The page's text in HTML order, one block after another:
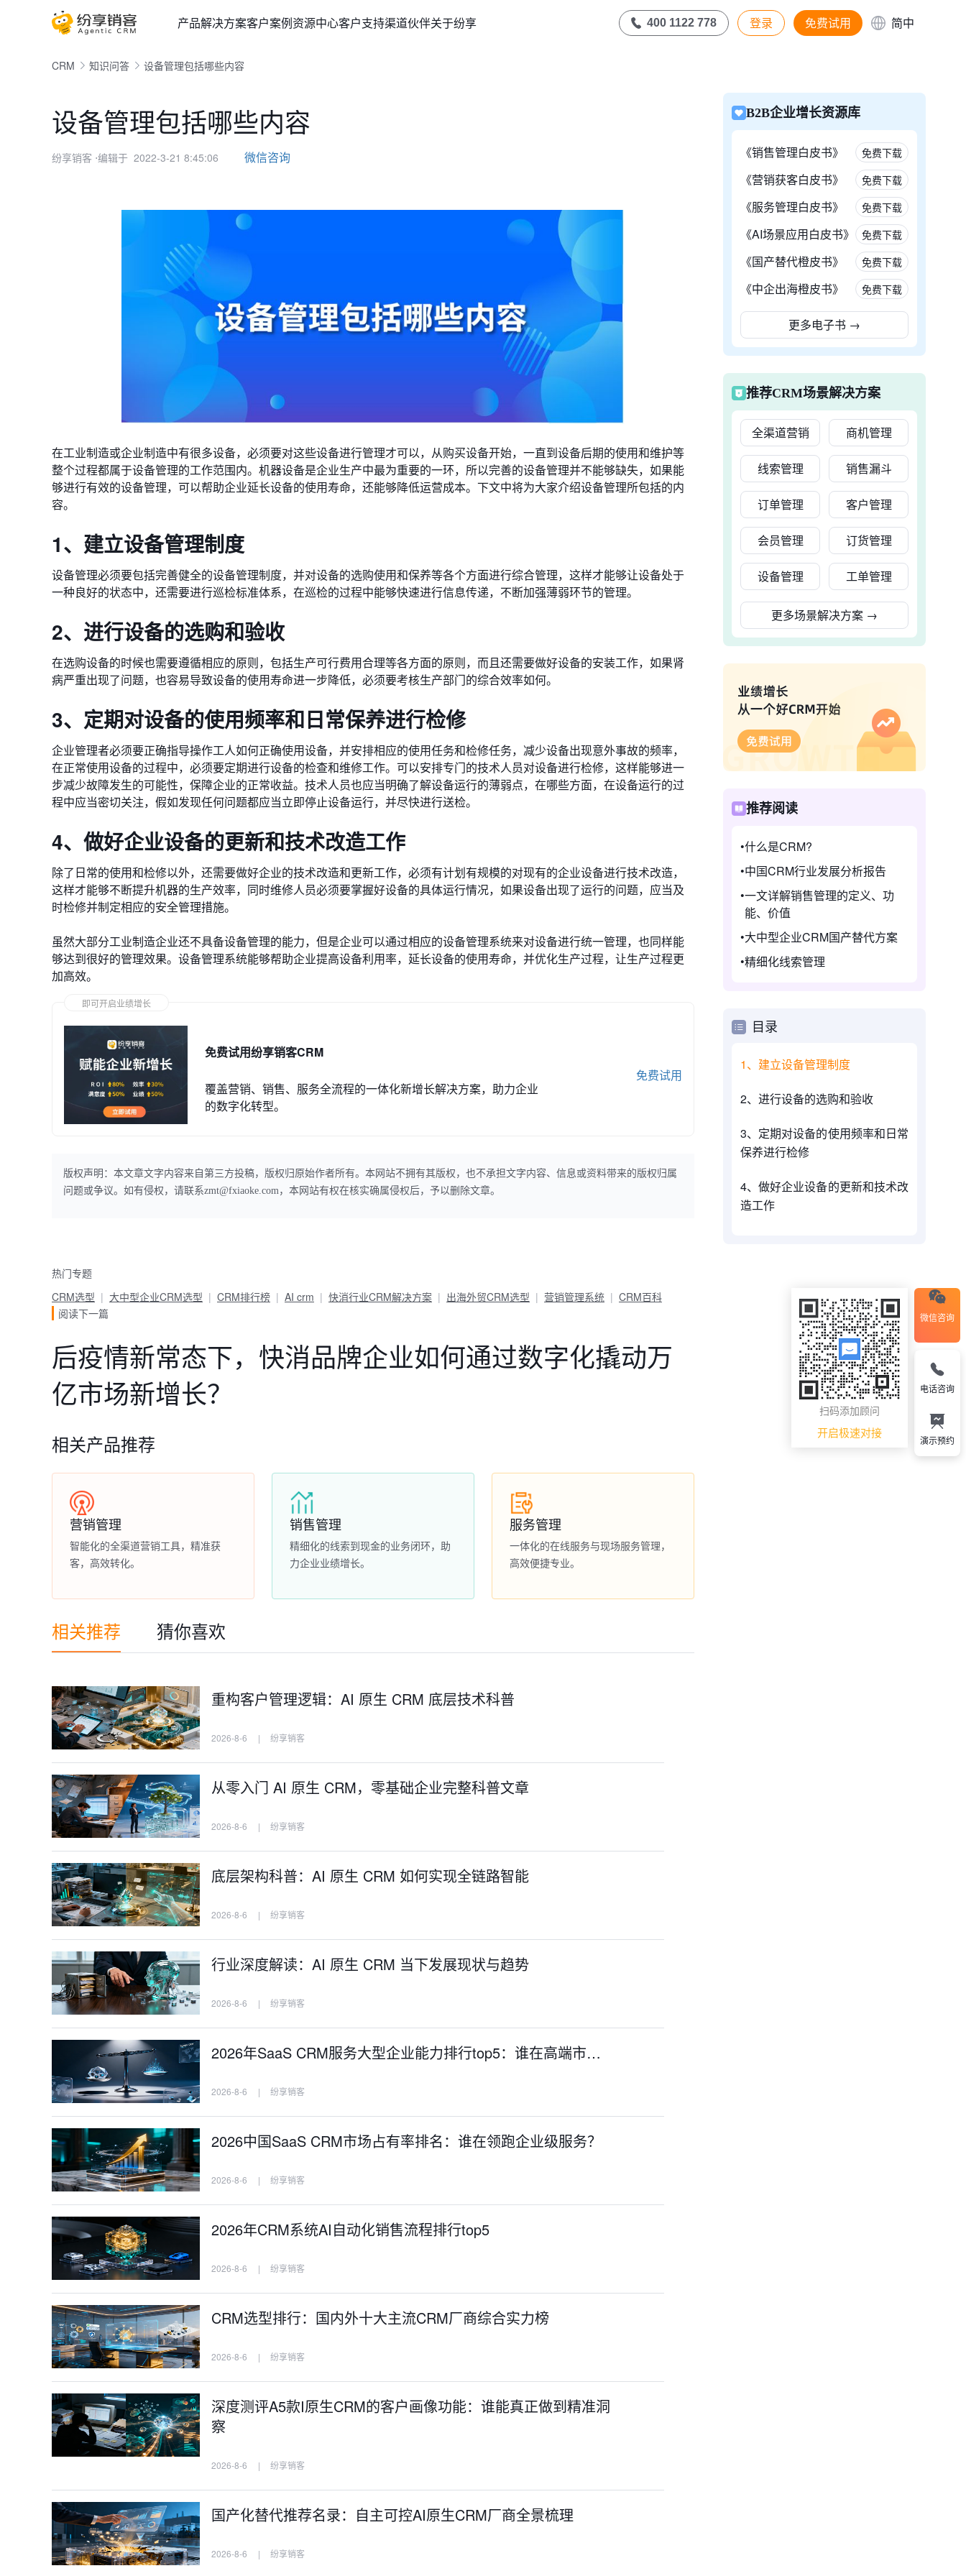
产品解决方案客户案例资源中心客户支持渠道伙伴关于纷享 400 1122 778 登录 免费试用 简中
CRM 知识问答 设备管理包括哪些内容
设备管理包括哪些内容
纷享销客 ⋅编辑于 2022-3-21 8:45:06 微信咨询
在工业制造或企业制造中有很多设备，必须要对这些设备进行管理才可以，从购买设备开始，一直到设备后期的使用和维护等
整个过程都属于设备管理的工作范围内。机器设备是企业生产中最为重要的一环，所以完善的设备管理并不能够缺失，如果能
够进行有效的设备管理，可以帮助企业延长设备的使用寿命，还能够降低运营成本。下文中将为大家介绍设备管理所包括的内
容。
1、建立设备管理制度
设备管理必须要包括完善健全的设备管理制度，并对设备的选购使用和保养等各个方面进行综合管理，这样才能够让设备处于
一种良好的状态中，还需要进行巡检标准体系，在巡检的过程中能够快速进行信息传递，不断加强薄弱环节的管理。
2、进行设备的选购和验收
在选购设备的时候也需要遵循相应的原则，包括生产可行费用合理等各方面的原则，而且还需要做好设备的安装工作，如果肾
病严重出现了问题，也容易导致设备的使用寿命进一步降低，必须要考核生产部门的综合效率如何。
3、定期对设备的使用频率和日常保养进行检修
企业管理者必须要正确指导操作工人如何正确使用设备，并安排相应的使用任务和检修任务，减少设备出现意外事故的频率，
在正常使用设备的过程中，必须要定期进行设备的检查和维修工作。可以安排专门的技术人员对设备进行检修，这样能够进一
步减少故障发生的可能性，保障企业的正常收益。技术人员也应当明确了解设备运行的薄弱点，在哪些方面，在设备运行的过
程中应当密切关注，假如发现任何问题都应当立即停止设备运行，并尽快进行送检。
4、做好企业设备的更新和技术改造工作
除了日常的使用和检修以外，还需要做好企业的技术改造和更新工作，必须有计划有规模的对现有的企业设备进行技术改造，
这样才能够不断提升机器的生产效率，同时维修人员必须要掌握好设备的具体运行情况，如果设备出现了运行的问题，应当及
时检修并制定相应的安全管理措施。
虽然大部分工业制造企业还不具备设备管理的能力，但是企业可以通过相应的设备管理系统来对设备进行统一管理，也同样能
够达到很好的管理效果。设备管理系统能够帮助企业提高设备利用率，延长设备的使用寿命，并优化生产过程，让生产过程更
加高效。
即可开启业绩增长
免费试用纷享销客CRM
覆盖营销、销售、服务全流程的一体化新增长解决方案，助力企业
的数字化转型。
免费试用
版权声明：本文章文字内容来自第三方投稿，版权归原始作者所有。本网站不拥有其版权，也不承担文字内容、信息或资料带来的版权归属
问题或争议。如有侵权，请联系zmt@fxiaoke.com，本网站有权在核实确属侵权后，予以删除文章。
热门专题
CRM选型
大中型企业CRM选型 CRM排行榜 AI crm 快消行业CRM解决方案 出海外贸CRM选型 营销管理系统
CRM百科
阅读下一篇
后疫情新常态下，快消品牌企业如何通过数字化撬动万
亿市场新增长？
相关产品推荐
营销管理
智能化的全渠道营销工具，精准获
客，高效转化。
销售管理
精细化的线索到现金的业务闭环，助
力企业业绩增长。
服务管理
一体化的在线服务与现场服务管理，
高效便捷专业。
B2B企业增长资源库
《销售管理白皮书》 免费下载
《营销获客白皮书》 免费下载
《服务管理白皮书》 免费下载
《AI场景应用白皮书》 免费下载
《国产替代橙皮书》 免费下载
《中企出海橙皮书》 免费下载
更多电子书 →
推荐CRM场景解决方案
全渠道营销 商机管理
线索管理 销售漏斗
订单管理 客户管理
会员管理 订货管理
设备管理 工单管理
更多场景解决方案 →
推荐阅读
什么是CRM?
中国CRM行业发展分析报告
一文详解销售管理的定义、功
能、价值
大中型企业CRM国产替代方案
精细化线索管理
目录
1、建立设备管理制度
2、进行设备的选购和验收
3、定期对设备的使用频率和日常
保养进行检修
4、做好企业设备的更新和技术改
造工作
相关推荐 猜你喜欢
重构客户管理逻辑：AI 原生 CRM 底层技术科普
2026-8-6 | 纷享销客
从零入门 AI 原生 CRM，零基础企业完整科普文章
2026-8-6 | 纷享销客
底层架构科普：AI 原生 CRM 如何实现全链路智能
2026-8-6 | 纷享销客
行业深度解读：AI 原生 CRM 当下发展现状与趋势
2026-8-6 | 纷享销客
2026年SaaS CRM服务大型企业能力排行top5：谁在高端市…
2026-8-6 | 纷享销客
2026中国SaaS CRM市场占有率排名：谁在领跑企业级服务？
2026-8-6 | 纷享销客
2026年CRM系统AI自动化销售流程排行top5
2026-8-6 | 纷享销客
CRM选型排行：国内外十大主流CRM厂商综合实力榜
2026-8-6 | 纷享销客
深度测评A5款I原生CRM的客户画像功能：谁能真正做到精准洞
察
2026-8-6 | 纷享销客
国产化替代推荐名录：自主可控AI原生CRM厂商全景梳理
2026-8-6 | 纷享销客
微信咨询
扫码添加顾问
开启极速对接
电话咨询
演示预约